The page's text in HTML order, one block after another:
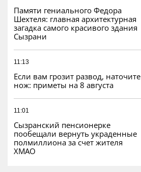
Памяти гениального Федора
Шехтеля: главная архитектурная
загадка самого красивого здания
Сызрани
11:13
Если вам грозит развод, наточите
нож: приметы на 8 августа
11:01
Сызранский пенсионерке
пообещали вернуть украденные
полмиллиона за счет жителя
ХМАО